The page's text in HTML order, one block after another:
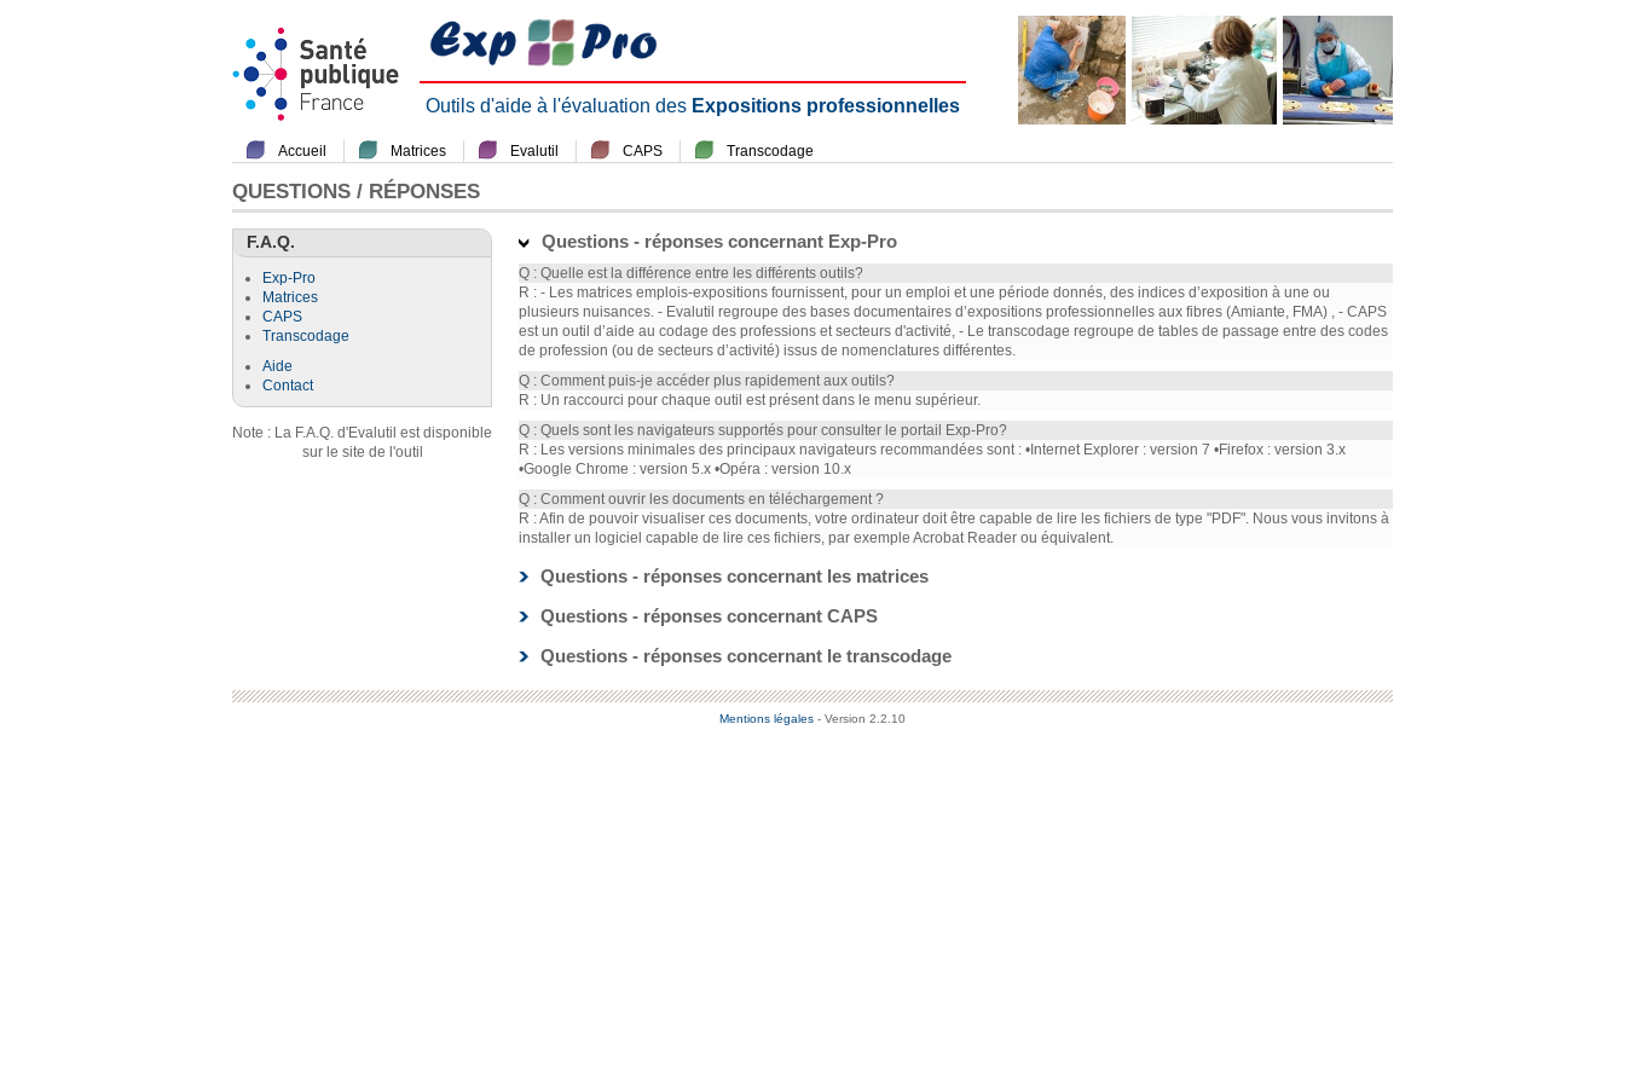
Outils d'aide à l'évaluation des Expositions professionnelles
Accueil Matrices Evalutil CAPS Transcodage
QUESTIONS / RÉPONSES
F.A.Q.
Exp-Pro
Matrices
CAPS
Transcodage
Aide
Contact
Note : La F.A.Q. d'Evalutil est disponible
sur le site de l'outil
Questions - réponses concernant Exp-Pro
Q : Quelle est la différence entre les différents outils?
R : - Les matrices emplois-expositions fournissent, pour un emploi et une période donnés, des indices d’exposition à une ou
plusieurs nuisances. - Evalutil regroupe des bases documentaires d’expositions professionnelles aux fibres (Amiante, FMA) , - CAPS
est un outil d’aide au codage des professions et secteurs d'activité, - Le transcodage regroupe de tables de passage entre des codes
de profession (ou de secteurs d’activité) issus de nomenclatures différentes.
Q : Comment puis-je accéder plus rapidement aux outils?
R : Un raccourci pour chaque outil est présent dans le menu supérieur.
Q : Quels sont les navigateurs supportés pour consulter le portail Exp-Pro?
R : Les versions minimales des principaux navigateurs recommandées sont : •Internet Explorer : version 7 •Firefox : version 3.x
•Google Chrome : version 5.x •Opéra : version 10.x
Q : Comment ouvrir les documents en téléchargement ?
R : Afin de pouvoir visualiser ces documents, votre ordinateur doit être capable de lire les fichiers de type "PDF". Nous vous invitons à
installer un logiciel capable de lire ces fichiers, par exemple Acrobat Reader ou équivalent.
Questions - réponses concernant les matrices
Questions - réponses concernant CAPS
Questions - réponses concernant le transcodage
Mentions légales - Version 2.2.10